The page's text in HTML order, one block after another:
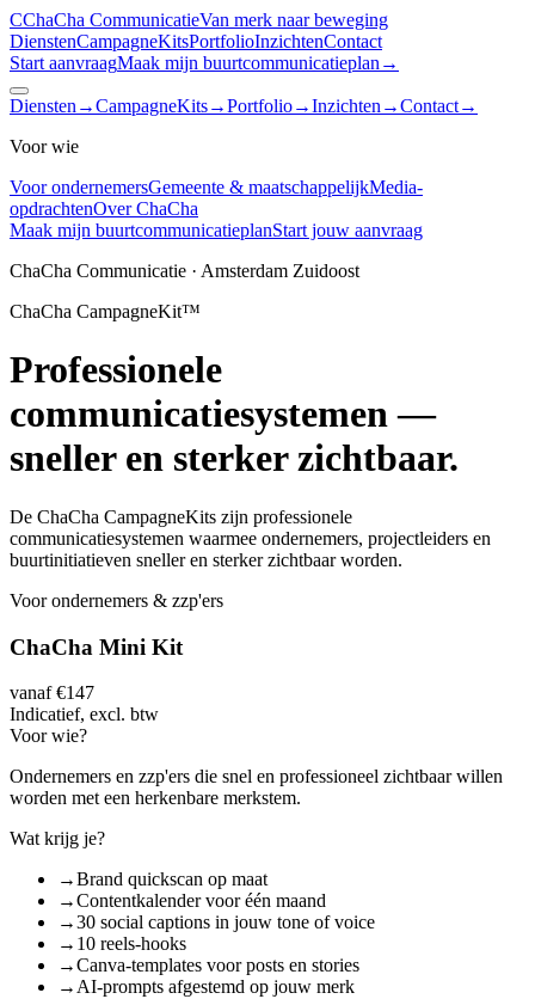
CChaCha CommunicatieVan merk naar beweging
DienstenCampagneKitsPortfolioInzichtenContact
Start aanvraagMaak mijn buurtcommunicatieplan →
Diensten →CampagneKits→Portfolio→Inzichten →Contact→
Voor wie
Voor ondernemersGemeente & maatschappelijkMedia-
opdrachtenOver ChaCha
Maak mijn buurtcommunicatieplanStart jouw aanvraag
ChaCha Communicatie · Amsterdam Zuidoost
ChaCha CampagneKit™
Professionele
communicatiesystemen —
sneller en sterker zichtbaar.
De ChaCha CampagneKits zijn professionele
communicatiesystemen waarmee ondernemers, projectleiders en
buurtinitiatieven sneller en sterker zichtbaar worden.
Voor ondernemers & zzp'ers
ChaCha Mini Kit
vanaf €147
Indicatief, excl. btw
Voor wie?
Ondernemers en zzp'ers die snel en professioneel zichtbaar willen
worden met een herkenbare merkstem.
Wat krijg je?
→Brand quickscan op maat
→Contentkalender voor één maand
→30 social captions in jouw tone of voice
→ 10 reels-hooks
→Canva-templates voor posts en stories
→ AI-prompts afgestemd op jouw merk